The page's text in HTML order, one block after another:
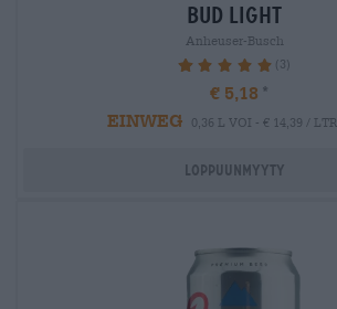
bud light
Anheuser-Busch
100% (3)
€ 5,18
EINWEG
0,36 L VOI - € 14,39 / LTR
Loppuunmyyty